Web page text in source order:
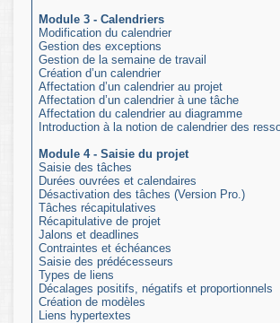
Module 3 - Calendriers
Modification du calendrier
Gestion des exceptions
Gestion de la semaine de travail
Création d’un calendrier
Affectation d’un calendrier au projet
Affectation d’un calendrier à une tâche
Affectation du calendrier au diagramme
Introduction à la notion de calendrier des
Module 4 - Saisie du projet
Saisie des tâches
Durées ouvrées et calendaires
Désactivation des tâches (Version Pro.)
Tâches récapitulatives
Récapitulative de projet
Jalons et deadlines
Contraintes et échéances
Saisie des prédécesseurs
Types de liens
Décalages positifs, négatifs et proportionnels
Création de modèles
Liens hypertextes